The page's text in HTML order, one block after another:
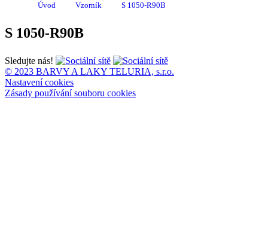
Úvod Vzorník S 1050-R90B
S 1050-R90B
Sledujte nás!
© 2023 BARVY A LAKY TELURIA, s.r.o.
Nastavení cookies
Zásady používání souboru cookies